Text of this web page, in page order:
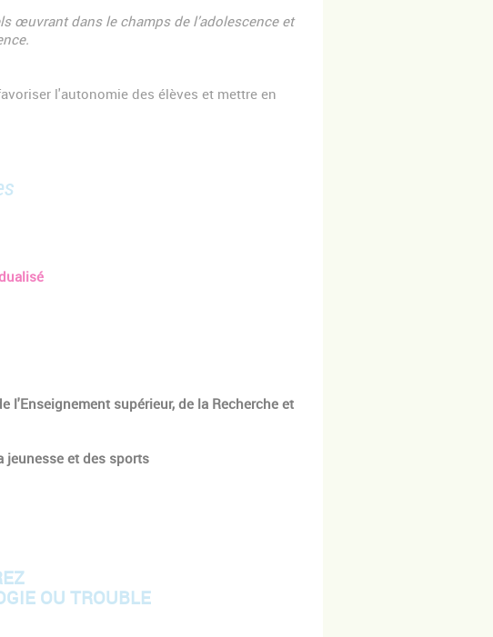
œuvrant dans le champs de l’adolescence et
l'autonomie des élèves et mettre en
l'Enseignement supérieur, de la Recherche et
jeunesse et des sports
OU TROUBLE